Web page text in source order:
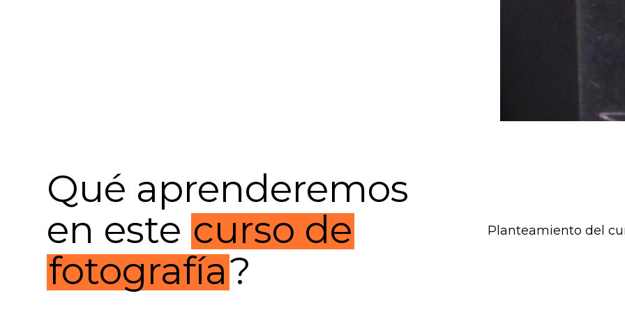
Qué aprenderemos
en este curso de
fotografía?
Planteamiento del